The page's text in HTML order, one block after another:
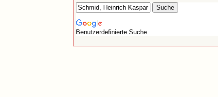
Benutzerdefinierte Suche